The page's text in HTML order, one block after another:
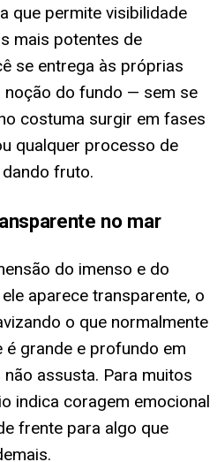
que permite visibilidade
mais potentes de
se entrega às próprias
do fundo — sem se
costuma surgir em fases
qualquer processo de
fruto.
no mar
do imenso e do
aparece transparente, o
o que normalmente
é grande e profundo em
assusta. Para muitos
indica coragem emocional
frente para algo que